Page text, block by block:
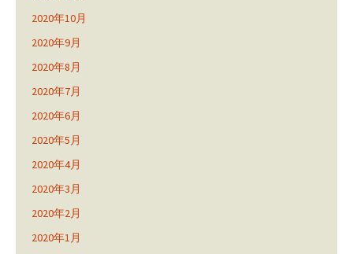
2020年10月
2020年9月
2020年8月
2020年7月
2020年6月
2020年5月
2020年4月
2020年3月
2020年2月
2020年1月